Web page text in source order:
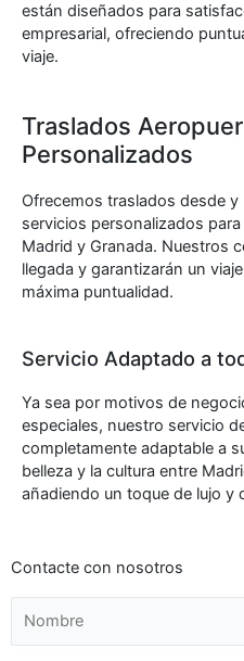
están diseñados para
empresarial, ofreciendo
viaje.
Traslados
Personalizados
Ofrecemos traslados desde
servicios personalizados
Madrid y Granada. Nuestros
llegada y garantizarán un
máxima puntualidad.
Servicio Adaptado a
Ya sea por motivos de
especiales, nuestro servicio
completamente adaptable a
belleza y la cultura entre
añadiendo un toque de lujo y
Contacte con nosotros